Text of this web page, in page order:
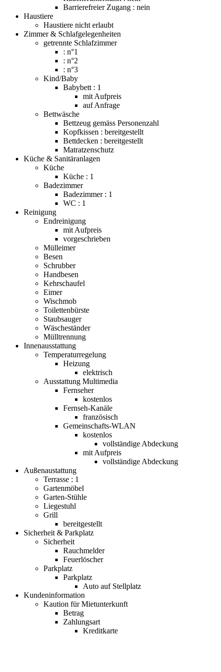
Barrierefreier Zugang : nein
Haustiere
Haustiere nicht erlaubt
Zimmer & Schlafgelegenheiten
getrennte Schlafzimmer
: n°1
: n°2
: n°3
Kind/Baby
Babybett : 1
mit Aufpreis
auf Anfrage
Bettwäsche
Bettzeug gemäss Personenzahl
Kopfkissen : bereitgestellt
Bettdecken : bereitgestellt
Matratzenschutz
Küche & Sanitäranlagen
Küche
Küche : 1
Badezimmer
Badezimmer : 1
WC : 1
Reinigung
Endreinigung
mit Aufpreis
vorgeschrieben
Mülleimer
Besen
Schrubber
Handbesen
Kehrschaufel
Eimer
Wischmob
Toilettenbürste
Staubsauger
Wäscheständer
Mülltrennung
Innenausstattung
Temperaturregelung
Heizung
elektrisch
Ausstattung Multimedia
Fernseher
kostenlos
Fernseh-Kanäle
französisch
Gemeinschafts-WLAN
kostenlos
vollständige Abdeckung
mit Aufpreis
vollständige Abdeckung
Außenaustattung
Terrasse : 1
Gartenmöbel
Garten-Stühle
Liegestuhl
Grill
bereitgestellt
Sicherheit & Parkplatz
Sicherheit
Rauchmelder
Feuerlöscher
Parkplatz
Parkplatz
Auto auf Stellplatz
Kundeninformation
Kaution für Mietunterkunft
Betrag
Zahlungsart
Kreditkarte